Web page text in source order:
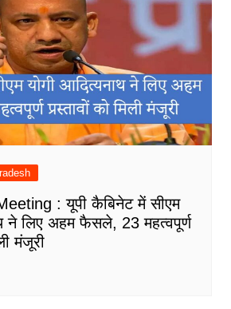
: यूपी कैबिनेट में सीएम
ने लिए अहम फैसले, 23 महत्वपूर्ण
मंजूरी